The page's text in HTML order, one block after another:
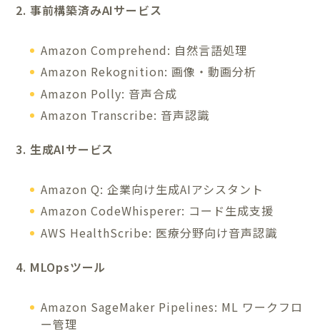
2. 事前構築済みAIサービス
Amazon Comprehend: 自然言語処理
Amazon Rekognition: 画像・動画分析
Amazon Polly: 音声合成
Amazon Transcribe: 音声認識
3. 生成AIサービス
Amazon Q: 企業向け生成AIアシスタント
Amazon CodeWhisperer: コード生成支援
AWS HealthScribe: 医療分野向け音声認識
4. MLOpsツール
Amazon SageMaker Pipelines: ML ワークフロ
ー管理